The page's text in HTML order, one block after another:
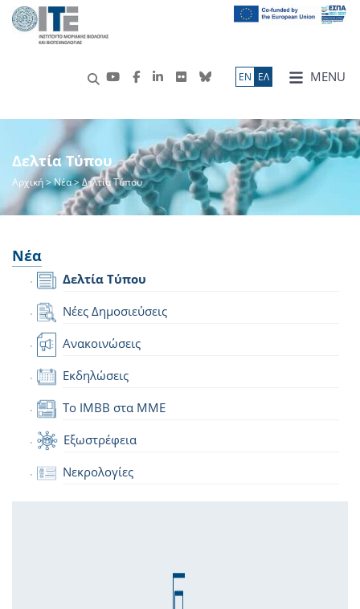
MENU
ΕN ΕΛ
Δελτία Τύπου
Αρχική>Νέα> Δελτία Τύπου
Νέα
Δελτία Τύπου
Νέες Δημοσιεύσεις
Ανακοινώσεις
Εκδηλώσεις
Το IMBB στα ΜΜΕ
Εξωστρέφεια
Νεκρολογίες